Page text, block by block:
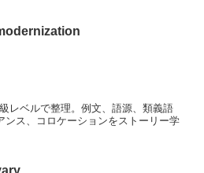
レベルで整理。例文、語源、類義語
ンス、コロケーションをストーリー学